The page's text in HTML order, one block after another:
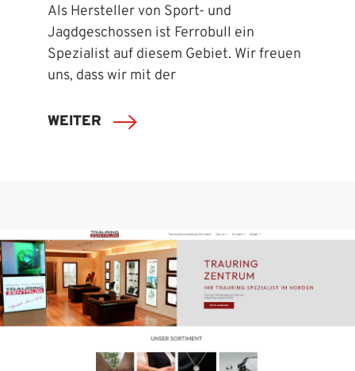
Als Hersteller von Sport- und
Jagdgeschossen ist Ferrobull ein
Spezialist auf diesem Gebiet. Wir freuen
uns, dass wir mit der
WEITER